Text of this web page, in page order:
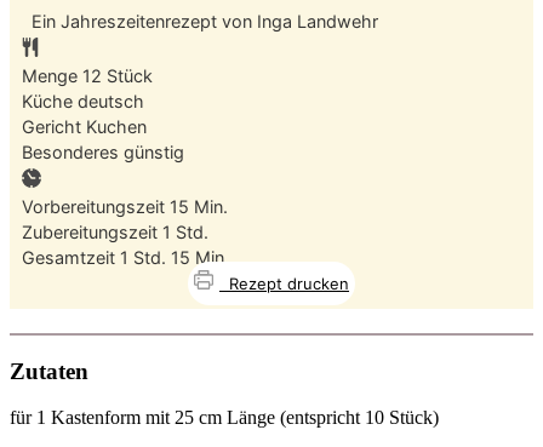
Ein Jahreszeitenrezept von Inga Landwehr
Menge 12 Stück
Küche deutsch
Gericht Kuchen
Besonderes günstig
Vorbereitungszeit 15 Minuten
Min.
Zubereitungszeit 1 Stunde
Std.
Gesamtzeit 1 Stunde
Std. 15 Minuten
Min.
Rezept drucken
Zutaten
für 1 Kastenform mit 25 cm Länge (entspricht 10 Stück)